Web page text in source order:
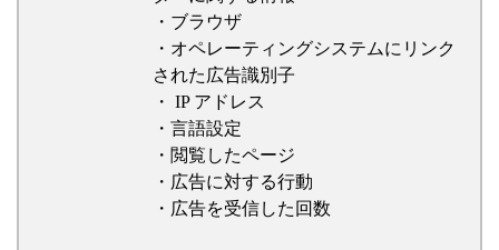
・ブラウザ
・オペレーティングシステムにリンク
された広告識別子
・ IP アドレス
・言語設定
・閲覧したページ
・広告に対する行動
・広告を受信した回数